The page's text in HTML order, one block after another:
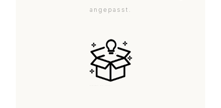
angepasst.